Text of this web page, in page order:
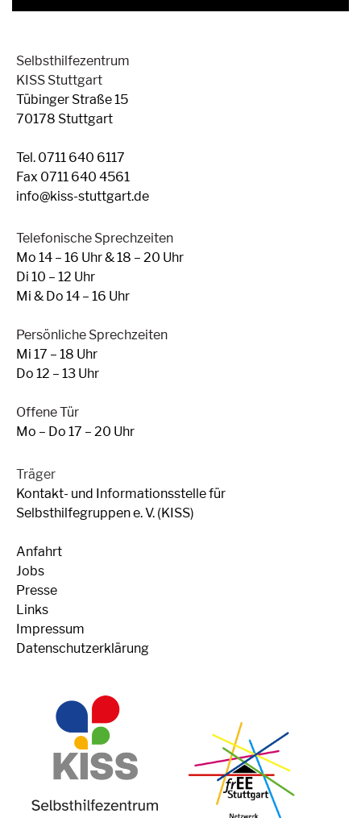
Selbsthilfezentrum
KISS Stuttgart
Tübinger Straße 15
70178 Stuttgart
Tel. 0711 640 6117
Fax 0711 640 4561
info@kiss-stuttgart.de
Telefonische Sprechzeiten
Mo 14 – 16 Uhr & 18 – 20 Uhr
Di 10 – 12 Uhr
Mi & Do 14 – 16 Uhr
Persönliche Sprechzeiten
Mi 17 – 18 Uhr
Do 12 – 13 Uhr
Offene Tür
Mo – Do 17 – 20 Uhr
Träger
Kontakt- und Informationsstelle für
Selbsthilfegruppen e. V. (KISS)
Anfahrt
Jobs
Presse
Links
Impressum
Datenschutzerklärung